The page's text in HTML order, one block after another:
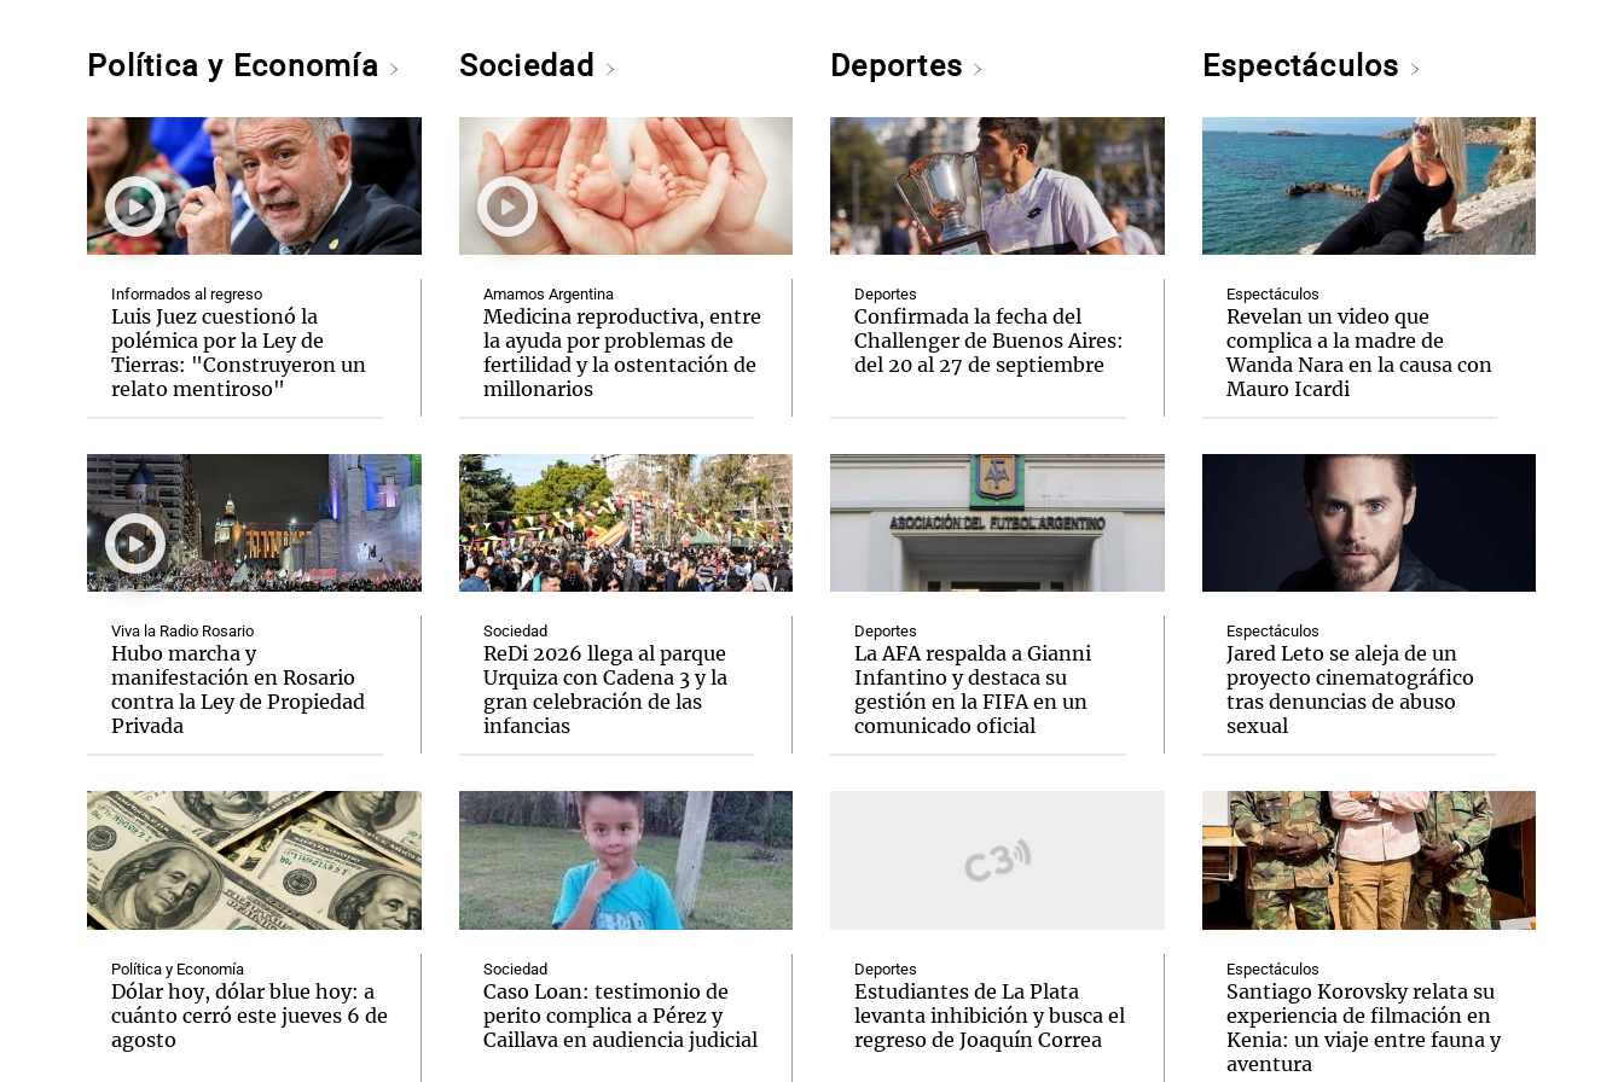
Política y Economía
Informados al regreso
Luis Juez cuestionó la
polémica por la Ley de
Tierras: "Construyeron un
relato mentiroso"
Viva la Radio Rosario
Hubo marcha y
manifestación en Rosario
contra la Ley de Propiedad
Privada
Política y Economía
Dólar hoy, dólar blue hoy: a
cuánto cerró este jueves 6 de
agosto
Sociedad
Amamos Argentina
Medicina reproductiva, entre
la ayuda por problemas de
fertilidad y la ostentación de
millonarios
Sociedad
ReDi 2026 llega al parque
Urquiza con Cadena 3 y la
gran celebración de las
infancias
Sociedad
Caso Loan: testimonio de
perito complica a Pérez y
Caillava en audiencia judicial
Deportes
Deportes
Confirmada la fecha del
Challenger de Buenos Aires:
del 20 al 27 de septiembre
Deportes
La AFA respalda a Gianni
Infantino y destaca su
gestión en la FIFA en un
comunicado oficial
Deportes
Estudiantes de La Plata
levanta inhibición y busca el
regreso de Joaquín Correa
Espectáculos
Espectáculos
Revelan un video que
complica a la madre de
Wanda Nara en la causa con
Mauro Icardi
Espectáculos
Jared Leto se aleja de un
proyecto cinematográfico
tras denuncias de abuso
sexual
Espectáculos
Santiago Korovsky relata su
experiencia de filmación en
Kenia: un viaje entre fauna y
aventura
Notas Notas
El huracán de Arequito
Notas
Cadena 3 en Groenlandia
Notas